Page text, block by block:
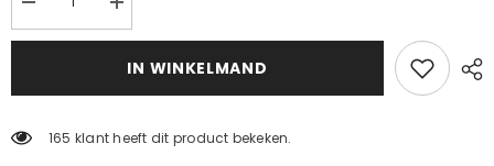
met
walnoten
–
hoeveelheid
Lokum
met
walnoten
en
sadrazam
-
hoeveelheid
IN WINKELMAND
165 klant heeft dit product bekeken.